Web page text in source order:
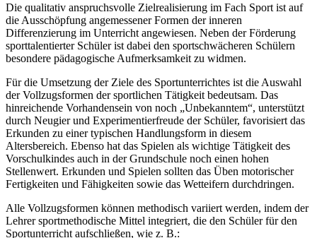
Die qualitativ anspruchsvolle Zielrealisierung im Fach Sport ist auf
die Ausschöpfung angemessener Formen der inneren
Differenzierung im Unterricht angewiesen. Neben der Förderung
sporttalentierter Schüler ist dabei den sportschwächeren Schülern
besondere pädagogische Aufmerksamkeit zu widmen.
Für die Umsetzung der Ziele des Sportunterrichtes ist die Auswahl
der Vollzugsformen der sportlichen Tätigkeit bedeutsam. Das
hinreichende Vorhandensein von noch „Unbekanntem“, unterstützt
durch Neugier und Experimentierfreude der Schüler, favorisiert das
Erkunden zu einer typischen Handlungsform in diesem
Altersbereich. Ebenso hat das Spielen als wichtige Tätigkeit des
Vorschulkindes auch in der Grundschule noch einen hohen
Stellenwert. Erkunden und Spielen sollten das Üben motorischer
Fertigkeiten und Fähigkeiten sowie das Wetteifern durchdringen.
Alle Vollzugsformen können methodisch variiert werden, indem der
Lehrer sportmethodische Mittel integriert, die den Schüler für den
Sportunterricht aufschließen, wie z. B.: